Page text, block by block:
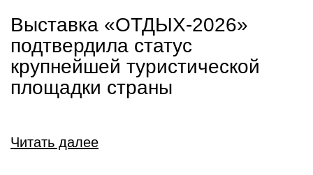
Выставка «ОТДЫХ-2026»
подтвердила статус
крупнейшей туристической
площадки страны
Читать далее